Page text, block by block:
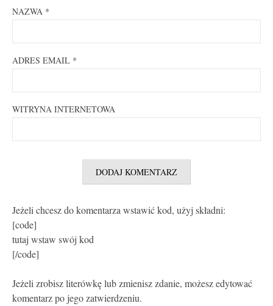
NAZWA *
ADRES EMAIL *
WITRYNA INTERNETOWA
Jeżeli chcesz do komentarza wstawić kod, użyj składni:
[code]
tutaj wstaw swój kod
[/code]
Jeżeli zrobisz literówkę lub zmienisz zdanie, możesz edytować
komentarz po jego zatwierdzeniu.